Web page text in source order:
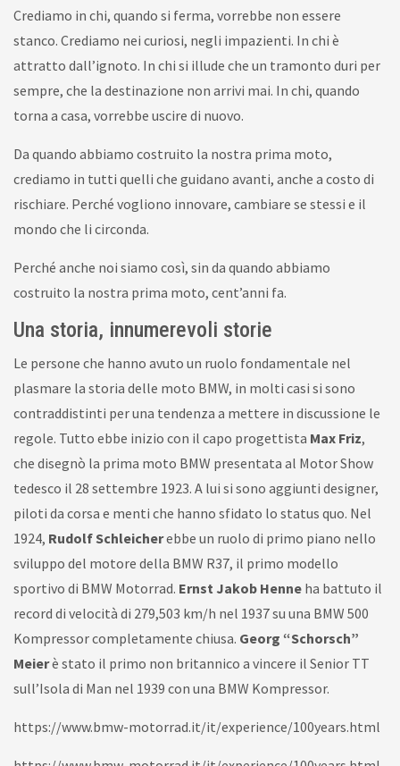
Crediamo in chi, quando si ferma, vorrebbe non essere
stanco. Crediamo nei curiosi, negli impazienti. In chi è
attratto dall’ignoto. In chi si illude che un tramonto duri per
sempre, che la destinazione non arrivi mai. In chi, quando
torna a casa, vorrebbe uscire di nuovo.
Da quando abbiamo costruito la nostra prima moto,
crediamo in tutti quelli che guidano avanti, anche a costo di
rischiare. Perché vogliono innovare, cambiare se stessi e il
mondo che li circonda.
Perché anche noi siamo così, sin da quando abbiamo
costruito la nostra prima moto, cent’anni fa.
Una storia, innumerevoli storie
Le persone che hanno avuto un ruolo fondamentale nel
plasmare la storia delle moto BMW, in molti casi si sono
contraddistinti per una tendenza a mettere in discussione le
regole. Tutto ebbe inizio con il capo progettista Max Friz,
che disegnò la prima moto BMW presentata al Motor Show
tedesco il 28 settembre 1923. A lui si sono aggiunti designer,
piloti da corsa e menti che hanno sfidato lo status quo. Nel
1924, Rudolf Schleicherebbe un ruolo di primo piano nello
sviluppo del motore della BMW R37, il primo modello
sportivo di BMW Motorrad. Ernst Jakob Henne ha battuto il
record di velocità di 279,503 km/h nel 1937 su una BMW 500
Kompressor completamente chiusa. Georg “Schorsch”
Meierè stato il primo non britannico a vincere il Senior TT
sull’Isola di Man nel 1939 con una BMW Kompressor.
https://www.bmw-motorrad.it/it/experience/100years.html